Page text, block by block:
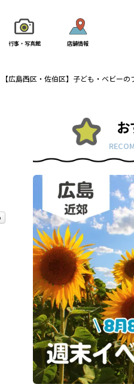
行事・写真館 店舗情報
【広島西区・佐伯区】子ども・ベビー